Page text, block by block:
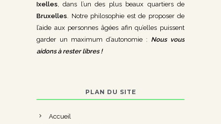
Ixelles, dans l’un des plus beaux quartiers de
Bruxelles. Notre philosophie est de proposer de
l’aide aux personnes âgées afin qu’elles puissent
garder un maximum d’autonomie : Nous vous
aidons à rester libres !
PLAN DU SITE
Accueil